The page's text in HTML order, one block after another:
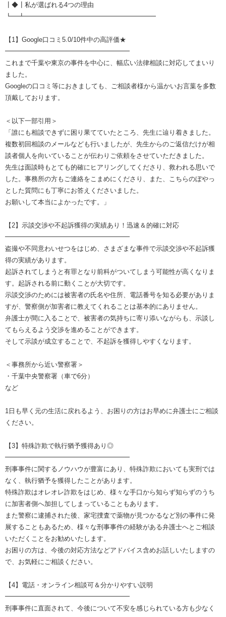
┃◆┃私が選ばれる4つの理由
┗━┻━━━━━━━━━━━━━━━━━━━━
【1】Google口コミ5.0/10件中の高評価★
━━━━━━━━━━━━━━━━━━━
これまで千葉や東京の事件を中心に、幅広い法律相談に対応してまいり
ました。
Googleの口コミ等におきましても、ご相談者様から温かいお言葉を多数
頂戴しております。
＜以下一部引用＞
「誰にも相談できずに困り果てていたところ、先生に辿り着きました。
複数初回相談のメールなども行いましたが、先生からのご返信だけが相
談者個人を向いていることが伝わりご依頼をさせていただきました。
先生は面談時もとても的確にヒアリングしてくださり、救われる思いで
した。事務所の方もご連絡をこまめにくださり、また、こちらのぼやっ
とした質問にも丁寧にお答えくださいました。
お願いして本当によかったです。」
【2】示談交渉や不起訴獲得の実績あり！迅速＆的確に対応
━━━━━━━━━━━━━━━━━━━
盗撮や不同意わいせつをはじめ、さまざまな事件で示談交渉や不起訴獲
得の実績があります。
起訴されてしまうと有罪となり前科がついてしまう可能性が高くなりま
す。起訴される前に動くことが大切です。
示談交渉のためには被害者の氏名や住所、電話番号を知る必要がありま
すが、警察側が加害者に教えてくれることは基本的にありません。
弁護士が間に入ることで、被害者の気持ちに寄り添いながらも、示談し
てもらえるよう交渉を進めることができます。
そして示談が成立することで、不起訴を獲得しやすくなります。
＜事務所から近い警察署＞
・千葉中央警察署（車で6分）
など
1日も早く元の生活に戻れるよう、お困りの方はお早めに弁護士にご相談
ください。
【3】特殊詐欺で執行猶予獲得あり◎
━━━━━━━━━━━━━━━━━━━
刑事事件に関するノウハウが豊富にあり、特殊詐欺においても実刑では
なく、執行猶予を獲得したことがあります。
特殊詐欺はオレオレ詐欺をはじめ、様々な手口から知らず知らずのうち
に加害者側へ加担してしまっていることもあります。
また警察に逮捕された後、家宅捜査で薬物が見つかるなど別の事件に発
展することもあるため、様々な刑事事件の経験がある弁護士へとご相談
いただくことをお勧めいたします。
お困りの方は、今後の対応方法などアドバイス含めお話しいたしますの
で、お気軽にご相談ください。
【4】電話・オンライン相談可＆分かりやすい説明
━━━━━━━━━━━━━━━━━━━
刑事事件に直面されて、今後について不安を感じられている方も少なく